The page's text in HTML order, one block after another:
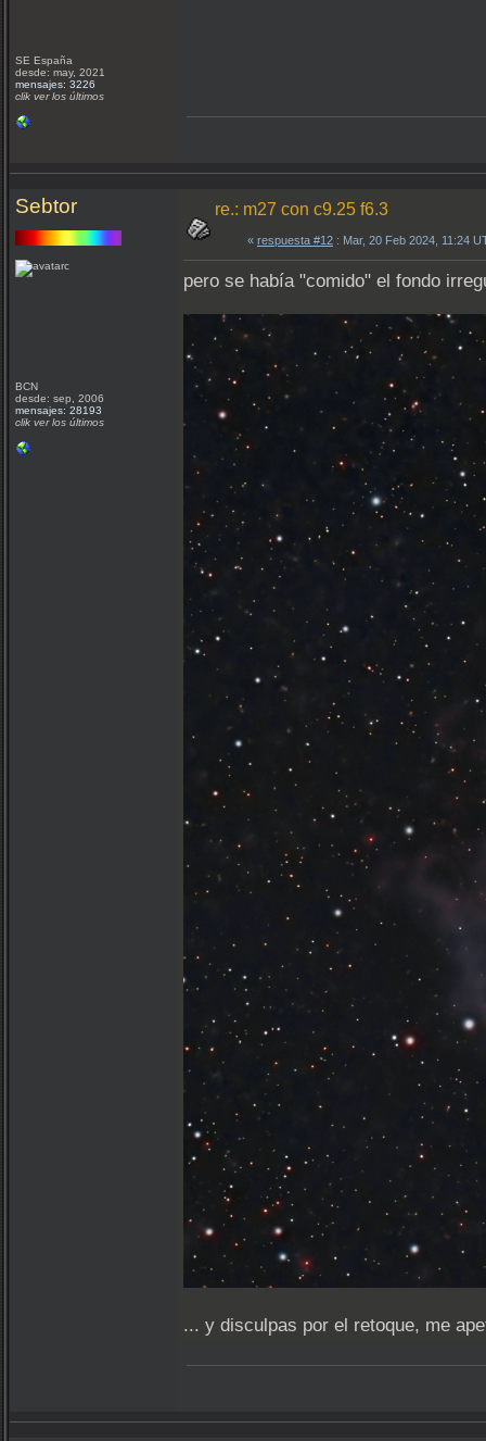
SE España
desde: may, 2021
mensajes: 3226
clik ver los últimos
Sebtor
BCN
desde: sep, 2006
mensajes: 28193
clik ver los últimos
re.: m27 con c9.25 f6.3
« respuesta #12 : Mar, 20 Feb 2024, 11:24
pero se había "comido" el fondo
... y disculpas por el retoque, me